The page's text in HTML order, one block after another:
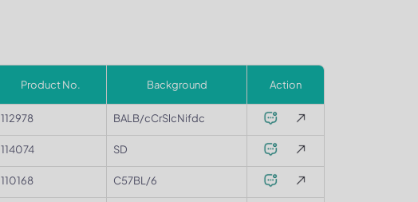
Product No. Background Action
112978 BALB/cCrSlcNifdc
114074 SD
110168 C57BL/6